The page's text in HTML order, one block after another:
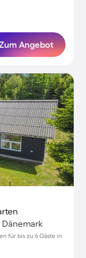
Angebot
für bis zu 6 Gäste in